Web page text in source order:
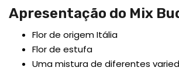
Apresentação do Mix
Flor de origem Itália
Flor de estufa
Uma mistura de diferentes